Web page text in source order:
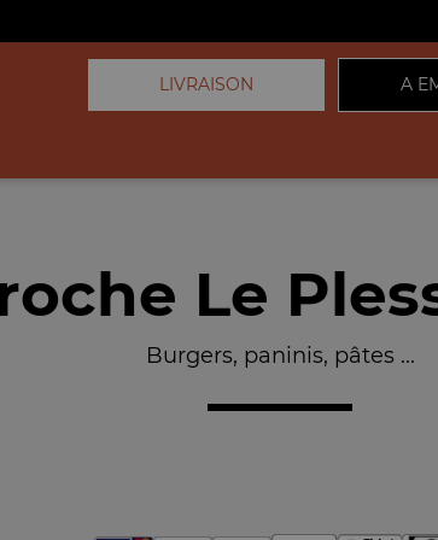
LIVRAISON A
Le
Burgers, paninis, pâtes ...